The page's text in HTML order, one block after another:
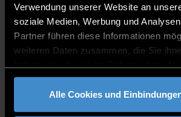
Verwendung unserer Website an
soziale Medien, Werbung und
Partner führen diese Informationen
weiteren Daten zusammen, die Sie
gesammelt haben.
Alle Cookies und
Deutschland oder bei
Abschlüssen bitteauf der
des DAADnachsehen.
Sprachanforderungen